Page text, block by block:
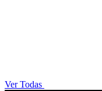
Ver Todas